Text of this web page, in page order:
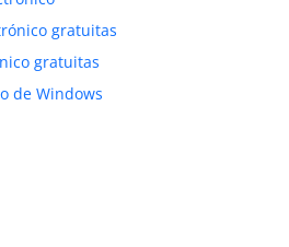
gratuitas
gratuitas
de Windows